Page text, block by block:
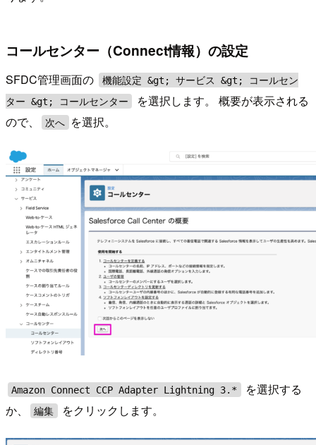
コールセンター（Connect情報）の設定
SFDC管理画面の
機能設定 &gt; サービス &gt; コールセン
ター &gt; コールセンター
を選択します。 概要が表示される
ので、
次へ を選択。
Amazon Connect CCP Adapter Lightning 3.*
を選択する
か、
編集 をクリックします。